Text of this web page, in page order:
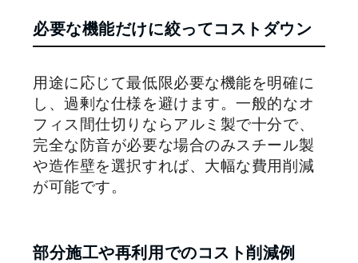
必要な機能だけに絞ってコストダウン
用途に応じて最低限必要な機能を明確に
し、過剰な仕様を避けます。一般的なオ
フィス間仕切りならアルミ製で十分で、
完全な防音が必要な場合のみスチール製
や造作壁を選択すれば、大幅な費用削減
が可能です。
部分施工や再利用でのコスト削減例